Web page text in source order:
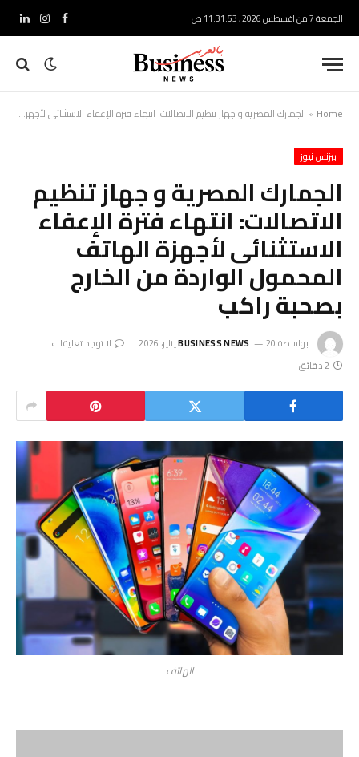
الجمعة 7 من اغسطس 2026 , 11:31:54 ص فيسبوكالانستغرام
Home
» الجمارك المصرية و جهاز تنظيم الاتصالات: انتهاء فترة الإعفاء الاستثنائى لأجهزة الهاتف المحمول الواردة من الخارج بصحبة راكب
بيزنس نيوز
الجمارك المصرية و جهاز تنظيم
الاتصالات: انتهاء فترة الإعفاء
الاستثنائى لأجهزة الهاتف
المحمول الواردة من الخارج
بصحبة راكب
بواسطة BUSINESS NEWS 20 يناير، 2026
لا توجد تعليقات
2 دقائق
الهاتف